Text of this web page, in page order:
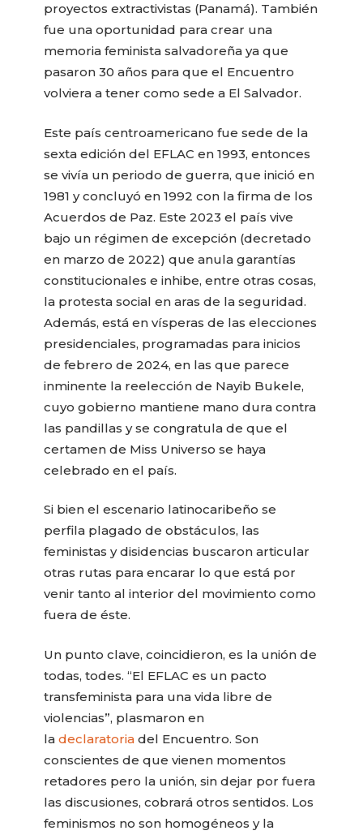
proyectos extractivistas (Panamá). También
fue una oportunidad para crear una
memoria feminista salvadoreña ya que
pasaron 30 años para que el Encuentro
volviera a tener como sede a El Salvador.
Este país centroamericano fue sede de la
sexta edición del EFLAC en 1993, entonces
se vivía un periodo de guerra, que inició en
1981 y concluyó en 1992 con la firma de los
Acuerdos de Paz. Este 2023 el país vive
bajo un régimen de excepción (decretado
en marzo de 2022) que anula garantías
constitucionales e inhibe, entre otras cosas,
la protesta social en aras de la seguridad.
Además, está en vísperas de las elecciones
presidenciales, programadas para inicios
de febrero de 2024, en las que parece
inminente la reelección de Nayib Bukele,
cuyo gobierno mantiene mano dura contra
las pandillas y se congratula de que el
certamen de Miss Universo se haya
celebrado en el país.
Si bien el escenario latinocaribeño se
perfila plagado de obstáculos, las
feministas y disidencias buscaron articular
otras rutas para encarar lo que está por
venir tanto al interior del movimiento como
fuera de éste.
Un punto clave, coincidieron, es la unión de
todas, todes. “El EFLAC es un pacto
transfeminista para una vida libre de
violencias”, plasmaron en
ladeclaratoria del Encuentro. Son
conscientes de que vienen momentos
retadores pero la unión, sin dejar por fuera
las discusiones, cobrará otros sentidos. Los
feminismos no son homogéneos y la